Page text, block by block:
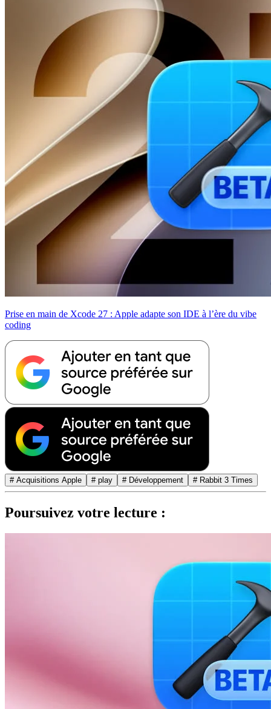
Prise en main de Xcode 27 : Apple adapte son IDE à l’ère du vibe
coding
# Acquisitions Apple # play # Développement # Rabbit 3 Times
Poursuivez votre lecture :